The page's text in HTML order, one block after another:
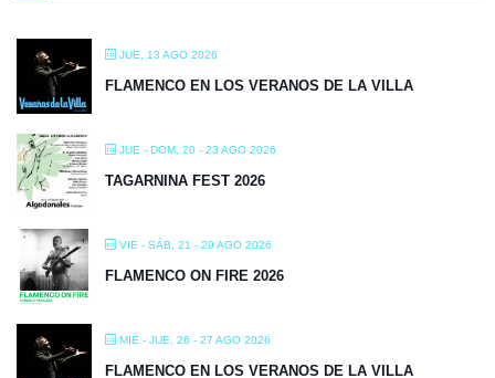
JUE, 13 AGO 2026
FLAMENCO EN LOS VERANOS DE LA VILLA
JUE - DOM, 20 - 23 AGO 2026
TAGARNINA FEST 2026
VIE - SÁB, 21 - 29 AGO 2026
FLAMENCO ON FIRE 2026
MIÉ - JUE, 26 - 27 AGO 2026
FLAMENCO EN LOS VERANOS DE LA VILLA